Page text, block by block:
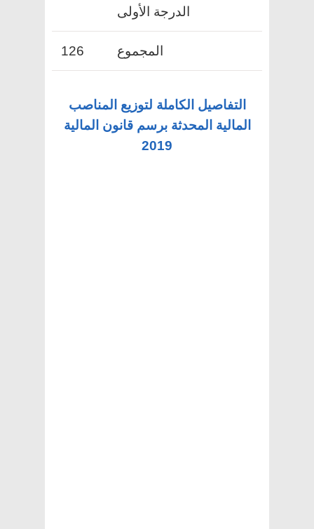
الدرجة الأولى
المجموع 126
التفاصيل الكاملة لتوزيع المناصب
المالية المحدثة برسم قانون المالية
2019